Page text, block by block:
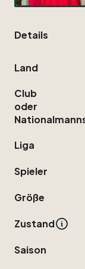
Details
Land
Club
oder
Liga
Spieler
Größe
Zustand
Saison